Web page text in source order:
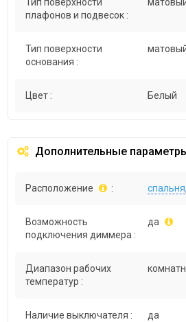
плафонов и подвесок :
Тип поверхности
основания :
Цвет : Белый
Дополнительные
Расположение : спальня
Возможность
подключения диммера :
да
Диапазон рабочих
температур :
Наличие выключателя : да